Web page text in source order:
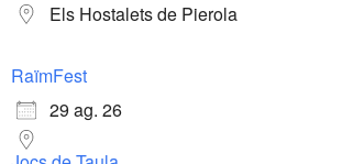
Els Hostalets de Pierola
RaïmFest
29 ag. 26